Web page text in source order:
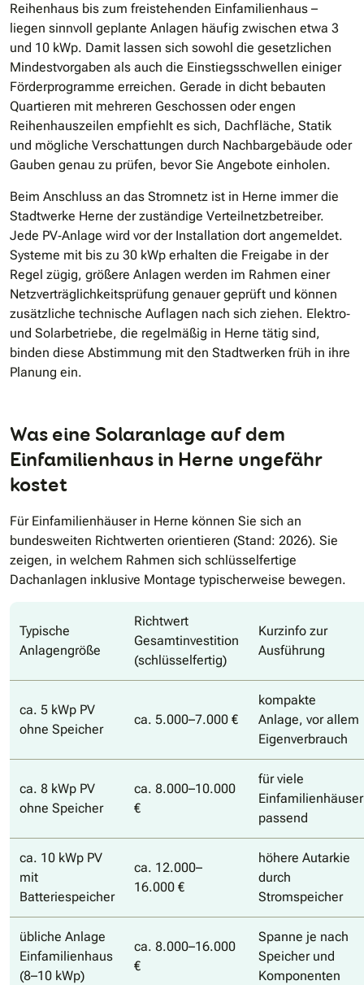
Reihenhaus bis zum freistehenden Einfamilienhaus –
liegen sinnvoll geplante Anlagen häufig zwischen etwa 3
und 10 kWp. Damit lassen sich sowohl die gesetzlichen
Mindestvorgaben als auch die Einstiegsschwellen einiger
Förderprogramme erreichen. Gerade in dicht bebauten
Quartieren mit mehreren Geschossen oder engen
Reihenhauszeilen empfiehlt es sich, Dachfläche, Statik
und mögliche Verschattungen durch Nachbargebäude oder
Gauben genau zu prüfen, bevor Sie Angebote einholen.
Beim Anschluss an das Stromnetz ist in Herne immer die
Stadtwerke Herne der zuständige Verteilnetzbetreiber.
Jede PV‐Anlage wird vor der Installation dort angemeldet.
Systeme mit bis zu 30 kWp erhalten die Freigabe in der
Regel zügig, größere Anlagen werden im Rahmen einer
Netzverträglichkeitsprüfung genauer geprüft und können
zusätzliche technische Auflagen nach sich ziehen. Elektro‐
und Solarbetriebe, die regelmäßig in Herne tätig sind,
binden diese Abstimmung mit den Stadtwerken früh in ihre
Planung ein.
Was eine Solaranlage auf dem
Einfamilienhaus in Herne ungefähr
kostet
Für Einfamilienhäuser in Herne können Sie sich an
bundesweiten Richtwerten orientieren (Stand: 2026). Sie
zeigen, in welchem Rahmen sich schlüsselfertige
Dachanlagen inklusive Montage typischerweise bewegen.
Typische
Anlagengröße
Richtwert
Gesamtinvestition
(schlüsselfertig)
Kurzinfo zur
Ausführung
ca. 5 kWp PV
ohne Speicher
ca. 5.000–7.000 €
kompakte
Anlage, vor allem
Eigenverbrauch
ca. 8 kWp PV
ohne Speicher
ca. 8.000–10.000
€
für viele
Einfamilienhäuser
passend
ca. 10 kWp PV
mit
Batteriespeicher
ca. 12.000–
16.000 €
höhere Autarkie
durch
Stromspeicher
übliche Anlage
Einfamilienhaus
(8–10 kWp)
ca. 8.000–16.000
€
Spanne je nach
Speicher und
Komponenten